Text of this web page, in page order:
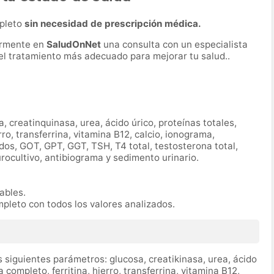
sin necesidad de prescripción médica.
en SaludOnNet una consulta con un especialista
tratamiento más adecuado para mejorar tu salud..
creatinquinasa, urea, ácido úrico, proteínas totales,
transferrina, vitamina B12, calcio, ionograma,
GOT, GPT, GGT, TSH, T4 total, testosterona total,
antibiograma y sedimento urinario.
con todos los valores analizados.
siguientes parámetros: glucosa, creatikinasa, urea, ácido
completo, ferritina, hierro, transferrina, vitamina B12,